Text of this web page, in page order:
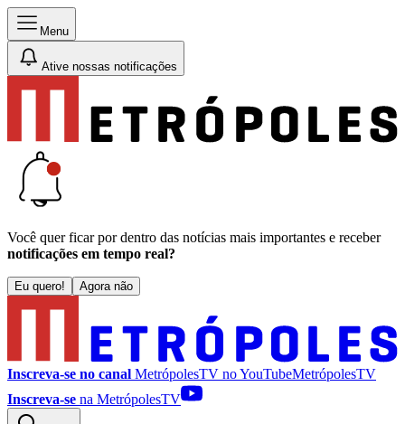
Menu
Ative nossas notificações
Você quer ficar por dentro das notícias mais importantes e receber
notificações em tempo real?
Eu quero! Agora não
Inscreva-se no canal MetrópolesTV noYouTubeMetrópolesTV
Inscreva-se na MetrópolesTV